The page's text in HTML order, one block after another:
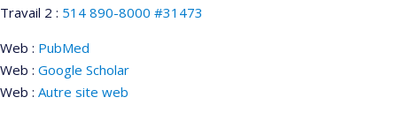
Travail 2 : 514 890-8000 #31473
Web : PubMed
Web : Google Scholar
Web : Autre site web